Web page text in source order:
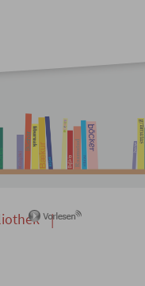
|